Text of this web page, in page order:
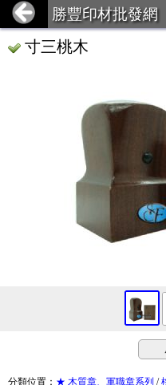
勝豐印材批發網
寸三桃木
分類位置 ： ★ 木質章、軍職章系列 /